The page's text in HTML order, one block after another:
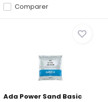
Comparer
Ada Power Sand Basic